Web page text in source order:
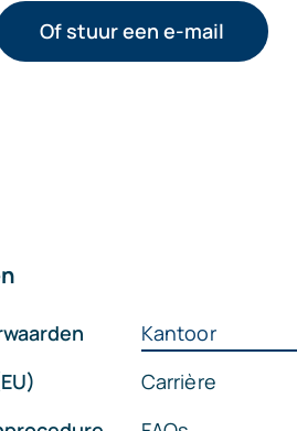
Of stuur een e-mail
Kantoor
Carrière